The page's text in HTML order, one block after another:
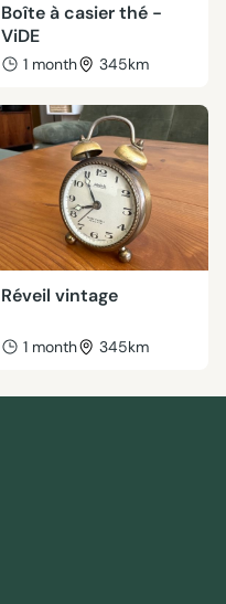
Boîte à casier thé -
ViDE
1 month 345km
Réveil vintage
1 month 345km